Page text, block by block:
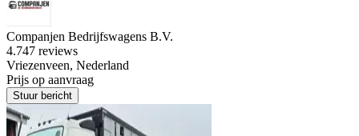
Companjen Bedrijfswagens B.V.
4.747 reviews
Vriezenveen, Nederland
Prijs op aanvraag
Stuur bericht